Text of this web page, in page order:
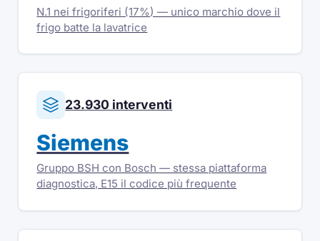
N.1 nei frigoriferi (17%) — unico marchio dove il
frigo batte la lavatrice
23.930 interventi
Siemens
Gruppo BSH con Bosch — stessa piattaforma
diagnostica, E15 il codice più frequente